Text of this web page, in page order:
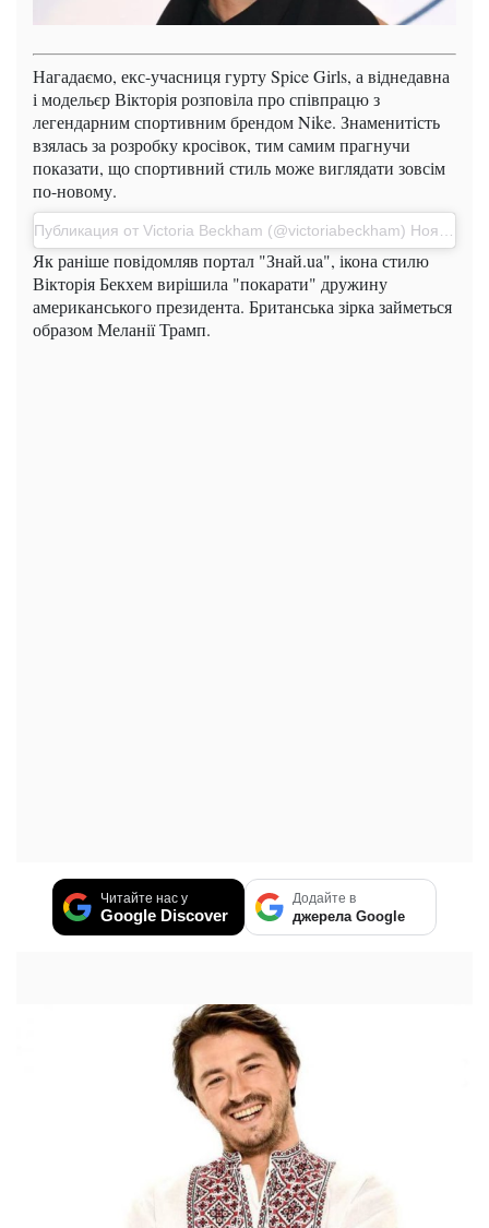
Нагадаємо, екс-учасниця гурту Spice Girls, а віднедавна
і модельєр Вікторія розповіла про співпрацю з
легендарним спортивним брендом Nike. Знаменитість
взялась за розробку кросівок, тим самим прагнучи
показати, що спортивний стиль може виглядати зовсім
по-новому.
Публикация от Victoria Beckham (@victoriabeckham) Ноя 23 2017 в 8:23 PST
Як раніше повідомляв портал "Знай.ua", ікона стилю
Вікторія Бекхем вирішила "покарати" дружину
американського президента. Британська зірка займеться
образом Меланії Трамп.
Читайте нас у
Google Discover
Додайте в
джерела Google